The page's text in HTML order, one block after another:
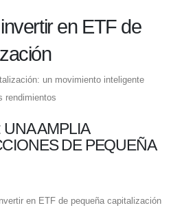
en ETF de
un movimiento inteligente
rendimientos
AMPLIA
DE PEQUEÑA
en ETF de pequeña capitalización